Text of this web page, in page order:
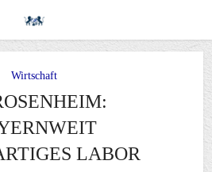
Wirtschaft
LABOR